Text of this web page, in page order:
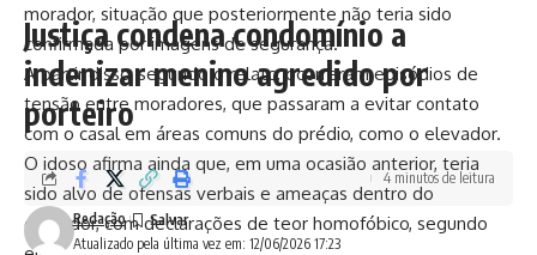
morador, situação que posteriormente não teria sido
confirmada por imagens de segurança.
A partir disso, segundo o relato, ocorreram episódios de
tensão entre moradores, que passaram a evitar contato
com o casal em áreas comuns do prédio, como o elevador.
O idoso afirma ainda que, em uma ocasião anterior, teria
sido alvo de ofensas verbais e ameaças dentro do
elevador, com declarações de teor homofóbico, segundo
Justiça condena condomínio a
indenizar menino agredido por
porteiro
Atualizado pela última vez em: 12/06/2026 17:23
Redação
4 minutos de leitura